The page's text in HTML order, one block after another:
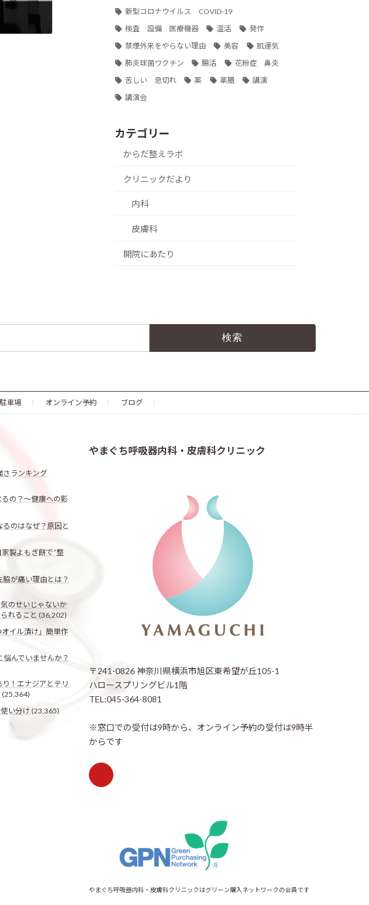
新型コロナウイルス COVID-19
検査 設備 医療機器
温活
発作
禁煙外来をやらない理由
美容
肌運気
肺炎球菌ワクチン
腸活
花粉症 鼻炎
苦しい 息切れ
薬 薬膳
講演
講演会
カテゴリー
からだ整えラボ
クリニックだより
内科
皮膚科
開院にあたり
駐車場 オンライン予約 ブログ
さランキング
の？〜健康への影
のはなぜ？原因と
製よもぎ餅で“整
脇が痛い理由とは？
のせいじゃないか
れること (36,202)
イル漬け」簡単作
んでいませんか？
！エナジアとテリ
(25,364)
い分け (23,365)
やまぐち呼吸器内科・皮膚科クリニック
〒241-0826 神奈川県横浜市旭区東希望が丘105-1
ハロースプリングビル1階
TEL:045-364-8081
※窓口での受付は9時から、オンライン予約の受付は9時半
からです
やまぐち呼吸器内科・皮膚科クリニックはグリーン購入ネットワークの会員です